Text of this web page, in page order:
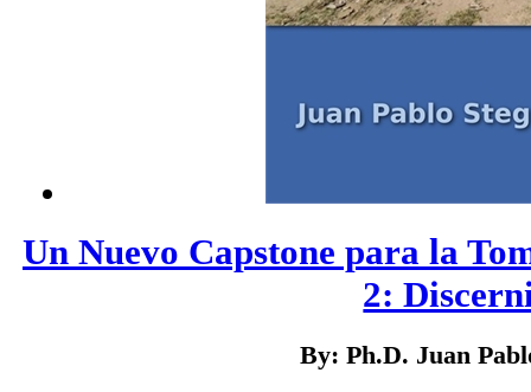
Un Nuevo Capstone para la
2:
By: Ph.D. Juan